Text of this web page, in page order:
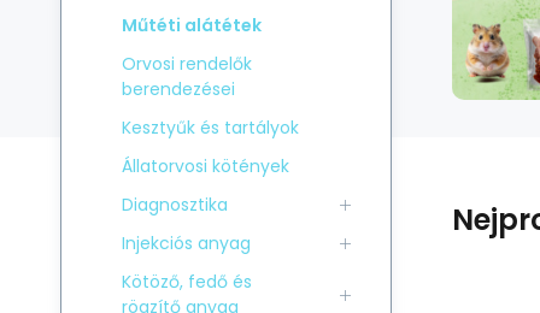
Műtéti alátétek
Orvosi rendelők
berendezései
Kesztyűk és tartályok
Állatorvosi kötények
Diagnosztika
Injekciós anyag
Kötöző, fedő és
rögzítő anyag